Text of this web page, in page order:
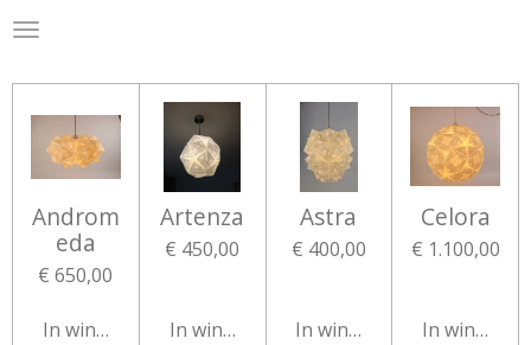
Ga
naar
hoofdinhoud
Androm
eda
€ 650,00
In winkelwagen
Artenza
€ 450,00
In winkelwagen
Astra
€ 400,00
In winkelwagen
Celora
€ 1.100,00
In